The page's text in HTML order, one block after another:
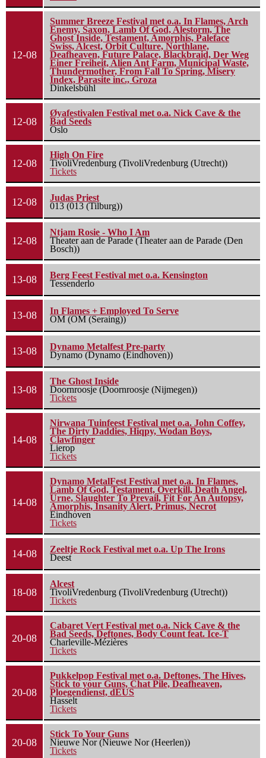
12-08
Summer Breeze Festival met o.a. In Flames, Arch
Enemy, Saxon, Lamb Of God, Alestorm, The
Ghost Inside, Testament, Amorphis, Paleface
Swiss, Alcest, Orbit Culture, Northlane,
Deafheaven, Future Palace, Blackbraid, Der Weg
Einer Freiheit, Alien Ant Farm, Municipal Waste,
Thundermother, From Fall To Spring, Misery
Index, Parasite inc., Groza
Dinkelsbühl
12-08
Øyafestivalen Festival met o.a. Nick Cave & the
Bad Seeds
Oslo
12-08
High On Fire
TivoliVredenburg (TivoliVredenburg (Utrecht))
Tickets
12-08
Judas Priest
013 (013 (Tilburg))
12-08
Ntjam Rosie - Who I Am
Theater aan de Parade (Theater aan de Parade (Den
Bosch))
13-08
Berg Feest Festival met o.a. Kensington
Tessenderlo
13-08
In Flames + Employed To Serve
OM (OM (Seraing))
13-08
Dynamo Metalfest Pre-party
Dynamo (Dynamo (Eindhoven))
13-08
The Ghost Inside
Doornroosje (Doornroosje (Nijmegen))
Tickets
14-08
Nirwana Tuinfeest Festival met o.a. John Coffey,
The Dirty Daddies, Hiqpy, Wodan Boys,
Clawfinger
Lierop
Tickets
14-08
Dynamo MetalFest Festival met o.a. In Flames,
Lamb Of God, Testament, Overkill, Death Angel,
Urne, Slaughter To Prevail, Fit For An Autopsy,
Amorphis, Insanity Alert, Primus, Necrot
Eindhoven
Tickets
14-08
Zeeltje Rock Festival met o.a. Up The Irons
Deest
18-08
Alcest
TivoliVredenburg (TivoliVredenburg (Utrecht))
Tickets
20-08
Cabaret Vert Festival met o.a. Nick Cave & the
Bad Seeds, Deftones, Body Count feat. Ice-T
Charleville-Mézières
Tickets
20-08
Pukkelpop Festival met o.a. Deftones, The Hives,
Stick to your Guns, Chat Pile, Deafheaven,
Ploegendienst, dEUS
Hasselt
Tickets
20-08
Stick To Your Guns
Nieuwe Nor (Nieuwe Nor (Heerlen))
Tickets